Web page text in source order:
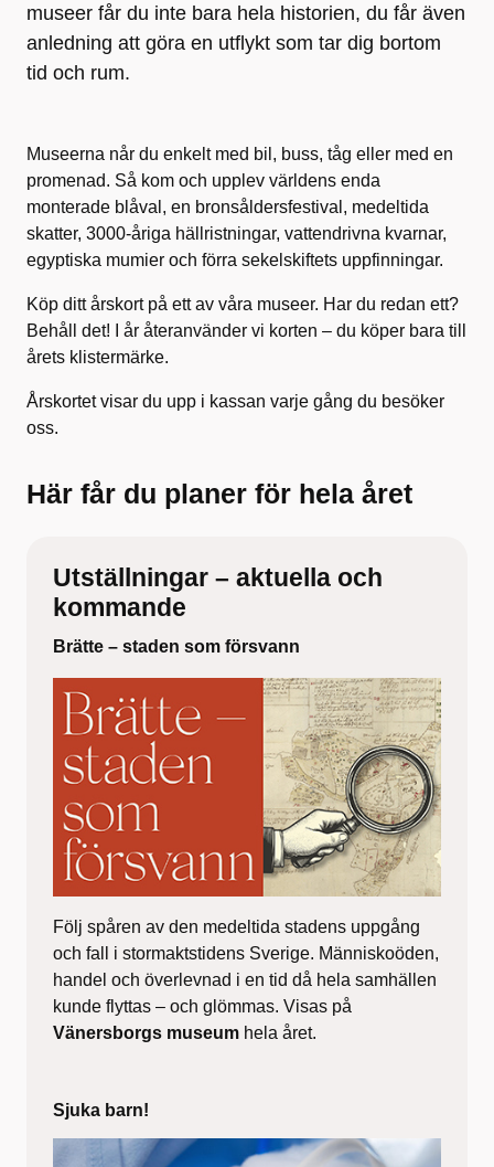
museer får du inte bara hela historien, du får även
anledning att göra en utflykt som tar dig bortom
tid och rum.
Museerna når du enkelt med bil, buss, tåg eller med en
promenad. Så kom och upplev världens enda
monterade blåval, en bronsåldersfestival, medeltida
skatter, 3000-åriga hällristningar, vattendrivna kvarnar,
egyptiska mumier och förra sekelskiftets uppfinningar.
Köp ditt årskort på ett av våra museer. Har du redan ett?
Behåll det! I år återanvänder vi korten – du köper bara till
årets klistermärke.
Årskortet visar du upp i kassan varje gång du besöker
oss.
Här får du planer för hela året
Utställningar – aktuella och
kommande
Brätte – staden som försvann
Följ spåren av den medeltida stadens uppgång
och fall i stormaktstidens Sverige. Människoöden,
handel och överlevnad i en tid då hela samhällen
kunde flyttas – och glömmas. Visas på
Vänersborgs museum hela året.
Sjuka barn!